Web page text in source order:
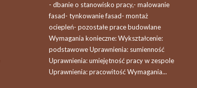
- dbanie o stanowisko pracy,- malowanie
fasad- tynkowanie fasad- montaż
ociepleń- pozostałe prace budowlane
Wymagania konieczne: Wykształcenie:
podstawowe Uprawnienia: sumienność
Uprawnienia: umiejętność pracy w zespole
Uprawnienia: pracowitość Wymagania...